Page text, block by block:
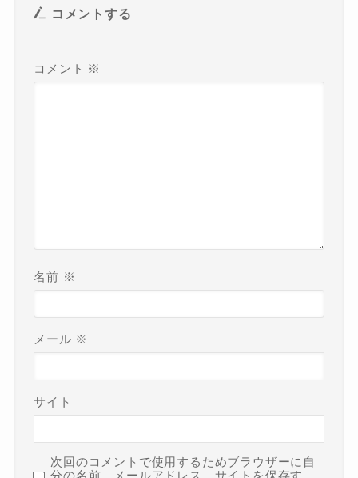
コメントする
コメント ※
名前 ※
メール ※
サイト
次回のコメントで使用するためブラウザーに自
分の名前、メールアドレス、サイトを保存す